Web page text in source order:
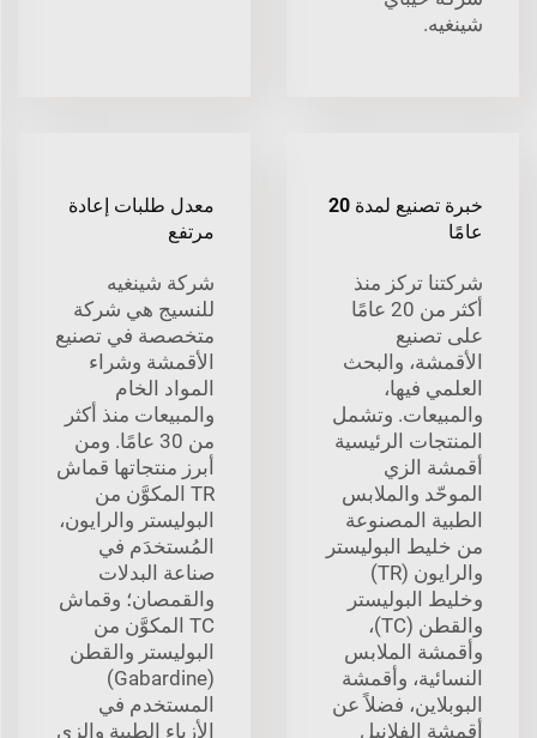
شينغيه.
خبرة تصنيع لمدة 20
عامًا
شركتنا تركز منذ
أكثر من 20 عامًا
على تصنيع
الأقمشة، والبحث
العلمي فيها،
والمبيعات. وتشمل
المنتجات الرئيسية
أقمشة الزي
الموحّد والملابس
الطبية المصنوعة
من خليط البوليستر
والرايون (TR)
وخليط البوليستر
والقطن (TC)،
وأقمشة الملابس
النسائية، وأقمشة
البوبلاين، فضلاً عن
أقمشة الفلانيل
معدل طلبات إعادة
مرتفع
شركة شينغيه
للنسيج هي شركة
متخصصة في تصنيع
الأقمشة وشراء
المواد الخام
والمبيعات منذ أكثر
من 30 عامًا. ومن
أبرز منتجاتها قماش
TR المكوَّن من
البوليستر والرايون،
المُستخدَم في
صناعة البدلات
والقمصان؛ وقماش
TC المكوَّن من
البوليستر والقطن
(Gabardine)
المستخدم في
الأزياء الطبية والزي